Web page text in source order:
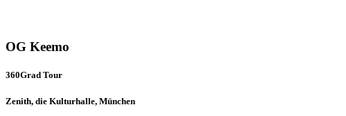
OG Keemo
360Grad Tour
Zenith, die Kulturhalle, München